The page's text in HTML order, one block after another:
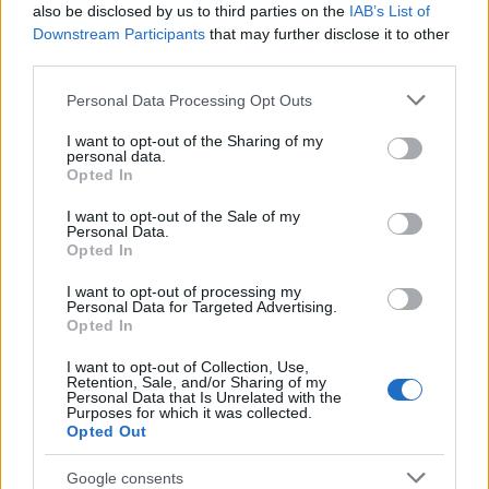
also be disclosed by us to third parties on the IAB’s List of
Downstream Participants that may further disclose it to other
Please note that this website/app uses one or more Google
not limited to your visit or usage behaviour. You may click to
grant or deny consent to Google and its third-party tags to
use your data for below specified purposes in below Google
consent section.
Personal Data Processing Opt Outs
I want to opt-out of the Sharing of my
personal data.
Opted In
I want to opt-out of the Sale of my
Personal Data.
Opted In
I want to opt-out of processing my
Personal Data for Targeted Advertising.
Opted In
I want to opt-out of Collection, Use,
Retention, Sale, and/or Sharing of my
Personal Data that Is Unrelated with the
Purposes for which it was collected.
Opted Out
Google consents
Το Ιράν, αν και παραμένει μέλος του ΟΠΕΚ, δεν
συμμετέχει στη συγκεκριμένη ομάδα των «επτά».
έχει περιοριστεί, λόγω του αμερικανικού
αποκλεισμού που επιβλήθηκε τον Απρίλιο. Έτσι,
σχεδόν όλοι οι βασικοί παραγωγοί της περιοχής
των επίσημων ποσοστώσεων, όσο λόγω των
πολεμικών και γεωπολιτικών εξελίξεων.
Η εικόνα αυτή αποτυπώνεται και στα επίσημα
που επικαλείται το Reuters, η συνολική παραγωγή
αργού όλων των μελών του ΟΠΕΚ+ διαμορφώθηκε
τον Μάρτιο στα 35,06 εκατ. βαρέλια ημερησίως,
καταγράφοντας πτώση κατά 7,70 εκατ. βαρέλια σε